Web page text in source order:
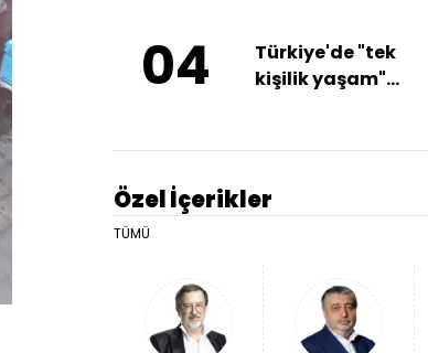
Özel İçerikler
TÜMÜ
04
Türkiye'de "tek
kişilik yaşam"